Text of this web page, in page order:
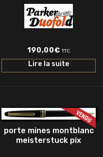
190,00€ TTC
Lire la suite
porte mines montblanc
meisterstuck pix